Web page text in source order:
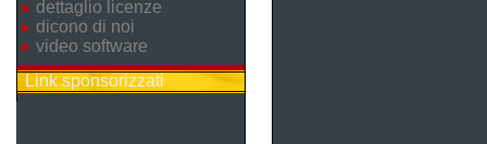
dettaglio licenze
dicono di noi
video software
Link sponsorizzati